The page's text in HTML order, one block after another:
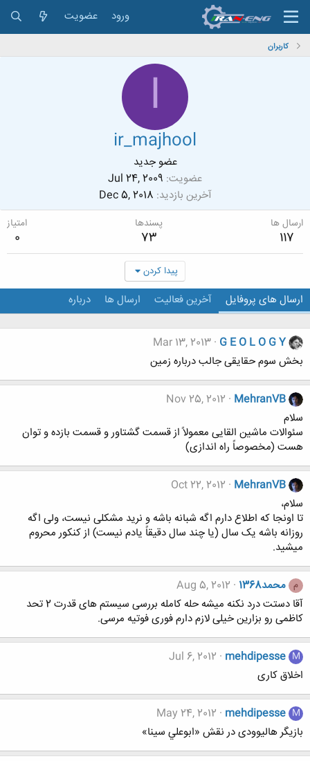
ورود عضویت
کاربران
I
ir_majhool
عضو جدید
عضویت Jul 24, 2009
آخرین بازدید Dec 5, 2018
ارسال ها
117
پسندها
73
امتیاز
0
پیدا کردن
ارسال های پروفایل آخرین فعالیت ارسال ها درباره
G E O L O G Y
Mar 13, 2013
بخش سوم حقایقی جالب درباره زمین
MehranVB
Nov 25, 2012
سلام
سئوالات ماشین القایی معمولاً از قسمت گشتاور و قسمت بازده و توان
هست (مخصوصاً راه اندازی)
MehranVB
Oct 22, 2012
سلام،
تا اونجا که اطلاع دارم اگه شبانه باشه و نرید مشکلی نیست، ولی اگه
روزانه باشه یک سال (یا چند سال دقیقاً یادم نیست) از کنکور محروم
میشید.
م محمد1368
Aug 5, 2012
آقا دستت درد نکنه میشه حله کامله بررسی سیستم های قدرت 2 تحد
کاظمی رو بزارین خیلی لازم دارم فوری فوتیه مرسی.
M
mehdipesse
Jul 6, 2012
اخلاق کاری
M
mehdipesse
May 24, 2012
بازیگر هالیوودی در نقش «ابوعلي سينا»